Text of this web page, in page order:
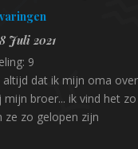
Juli 2021
9
altijd dat ik mijn oma
mijn broer... ik vind het
ze zo gelopen zijn